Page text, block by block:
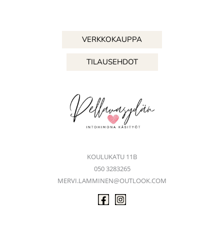
VERKKOKAUPPA
TILAUSEHDOT
KOULUKATU 11B
050 3283265
MERVI.LAMMINEN@OUTLOOK.COM